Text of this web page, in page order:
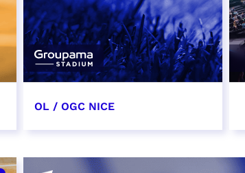
OL / OGC NICE
date et heure à confirmer